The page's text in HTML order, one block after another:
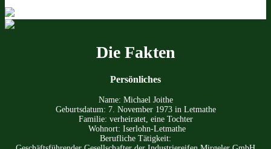
Die Fakten
Persönliches
Name: Michael Joithe
Geburtsdatum: 7. November 1973 in Letmathe
Familie: verheiratet, eine Tochter
Wohnort: Iserlohn-Letmathe
Berufliche Tätigkeit: